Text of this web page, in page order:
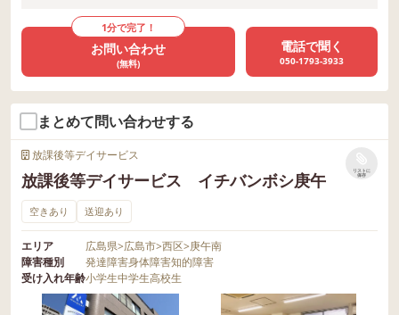
1分で完了！
お問い合わせ
(無料)
電話で聞く
050-1793-3933
まとめて問い合わせする
放課後等デイサービス
放課後等デイサービス イチバンボシ庚午
リストに
保存
空きあり 送迎あり
エリア 広島県>広島市>西区>庚午南
障害種別
発達障害身体障害知的障害
受け入れ年齢小学生中学生高校生